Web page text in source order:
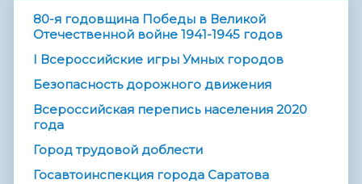
80-я годовщина Победы в Великой
Отечественной войне 1941-1945 годов
I Всероссийские игры Умных городов
Безопасность дорожного движения
Всероссийская перепись населения 2020
года
Город трудовой доблести
Госавтоинспекция города Саратова